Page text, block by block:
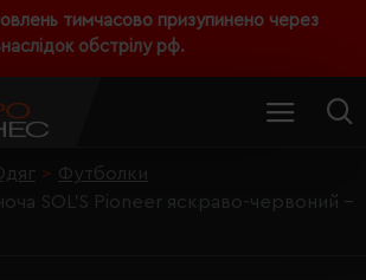
тимчасово призупинено через
обстрілу рф.
Футболки
SOL'S Pioneer яскраво-червоний -